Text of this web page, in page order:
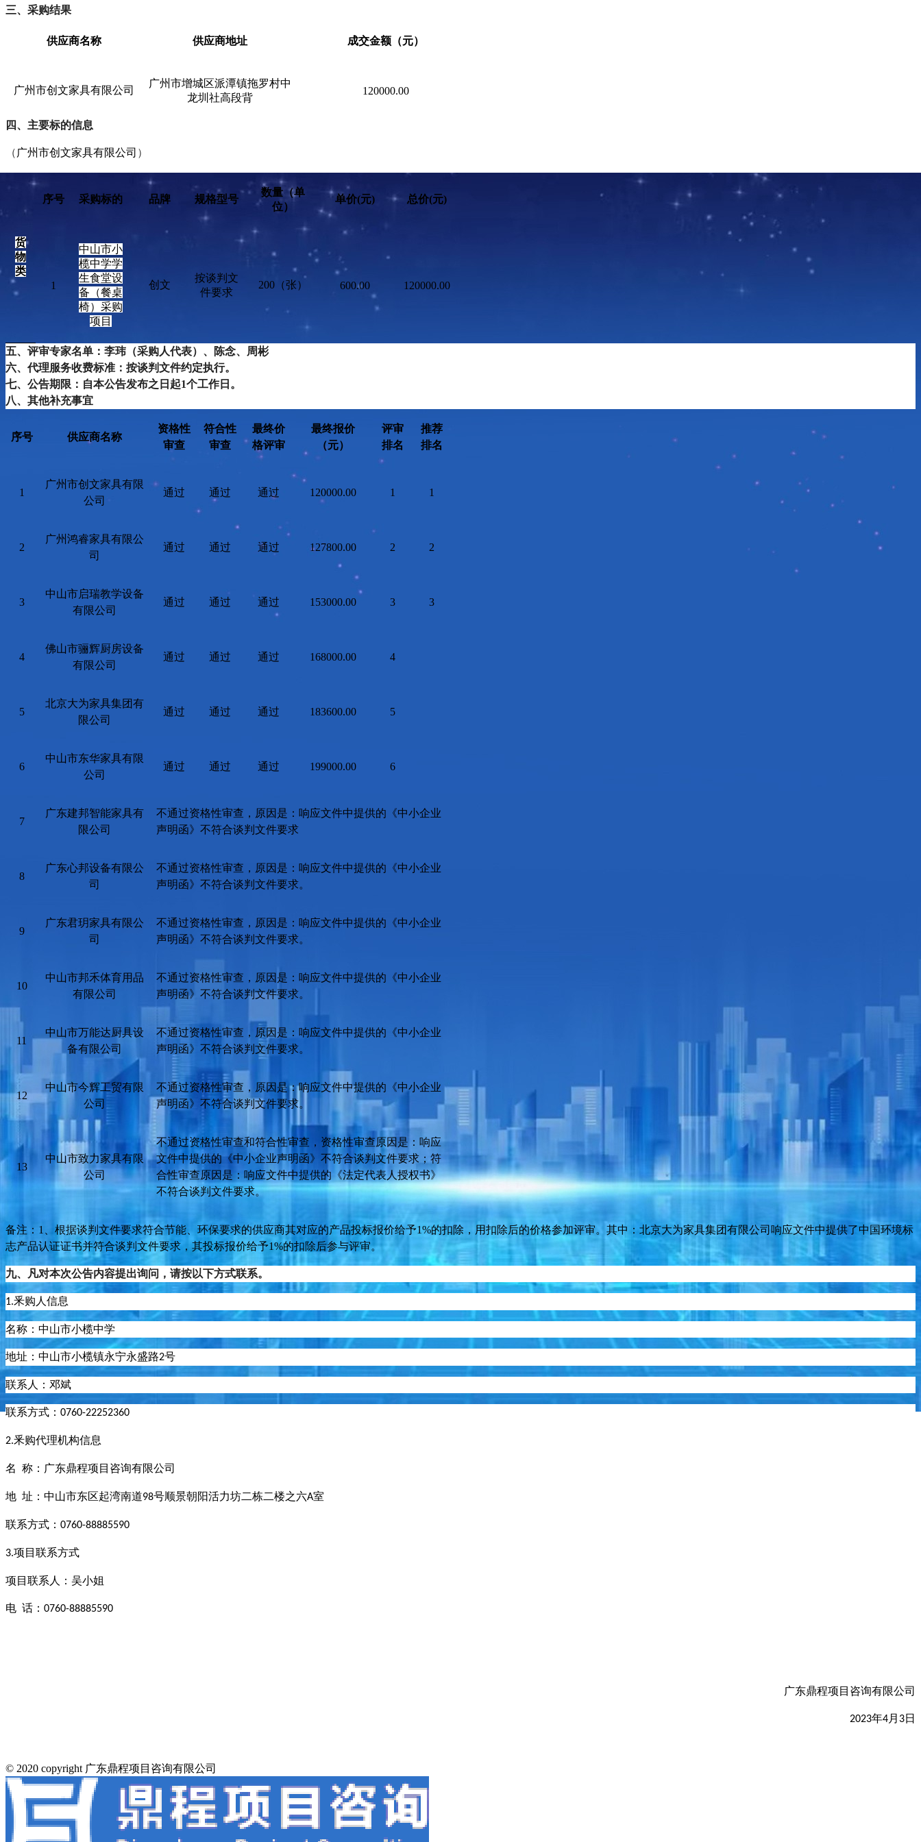
三、采购结果
供应商名称 供应商地址 成交金额（元）
广州市创文家具有限公司
广州市增城区派潭镇拖罗村中
龙圳社高段背
120000.00
四、 主要标的信息
（ 广州市创文家具有限公司 ）
货
物
类
序号 采购标的 品牌 规格型号
数量（单
位）
单价(元) 总价(元)
1
中山市小
榄中学学
生食堂设
备（餐桌
椅）采购
项目
创文
按谈判文
件要求
200（张） 600.00 120000.00
五、评审专家名单： 李玮（采购人代表）、陈念、周彬
六、代理服务收费标准： 按谈判文件约定执行。
七、公告期限 ： 自本公告发布之日起1个工作日。
八、其他补充事宜
序号 供应商名称
资格性
审查
符合性
审查
最终价
格评审
最终报价
（元）
评审
排名
推荐
排名
1
广州市创文家具有限
公司
通过 通过 通过 120000.00 1 1
2
广州鸿睿家具有限公
司
通过 通过 通过 127800.00 2 2
3
中山市启瑞教学设备
有限公司
通过 通过 通过 153000.00 3 3
4
佛山市骊辉厨房设备
有限公司
通过 通过 通过 168000.00 4
5
北京大为家具集团有
限公司
通过 通过 通过 183600.00 5
6
中山市东华家具有限
公司
通过 通过 通过 199000.00 6
7
广东建邦智能家具有
限公司
不通过资格性审查，原因是： 响应文件中提供的《中小企业
声明函》不符合谈判文件要求
8
广东心邦设备有限公
司
不通过资格性审查，原因是： 响应文件中提供的《中小企业
声明函》不符合谈判文件要求。
9
广东君玥家具有限公
司
不通过资格性审查，原因是： 响应文件中提供的《中小企业
声明函》不符合谈判文件要求。
10
中山市邦禾体育用品
有限公司
不通过资格性审查，原因是： 响应文件中提供的《中小企业
声明函》不符合谈判文件要求。
11
中山市万能达厨具设
备有限公司
不通过资格性审查，原因是： 响应文件中提供的《中小企业
声明函》不符合谈判文件要求。
12
中山市今辉工贸有限
公司
不通过资格性审查，原因是：响应文件中提供的《中小企业
声明函》不符合谈判文件要求。
13
中山市致力家具有限
公司
不通过资格性审查和符合性审查，资格性审查原因是： 响应
文件中提供的《中小企业声明函》不符合谈判文件要求；符
合性审查原因是： 响应文件中提供的《法定代表人授权书》
不符合谈判文件要求。
备注： 1、 根据谈判文件要求符合节能、环保要求的供应商其对应的产品投标报价给予1%的扣除，用扣除后的价格参加评审。其中：北京大为家具集团有限公司 响应文件中提供了中国环境标
志产品认证证书并符合谈判文件要求 ，其投标报价给予1%的扣除后参与评审。
九、凡对本次公告内容提出询问，请按以下方式联系。
1.釆购人信息
名称：中山市小榄中学
地址：中山市小榄镇永宁永盛路2号
联系人： 邓斌
联系方式： 0760-22252360
2.釆购代理机构信息
名 称：广东鼎程项目咨询有限公司
地 址：中山市东区起湾南道98号顺景朝阳活力坊二栋二楼之六A室
联系方式： 0760-88885590
3.项目联系方式
项目联系人：吴小姐
电 话： 0760-88885590
广东鼎程项目咨询有限公司
2023年4月 3日
© 2020 copyright 广东鼎程项目咨询有限公司